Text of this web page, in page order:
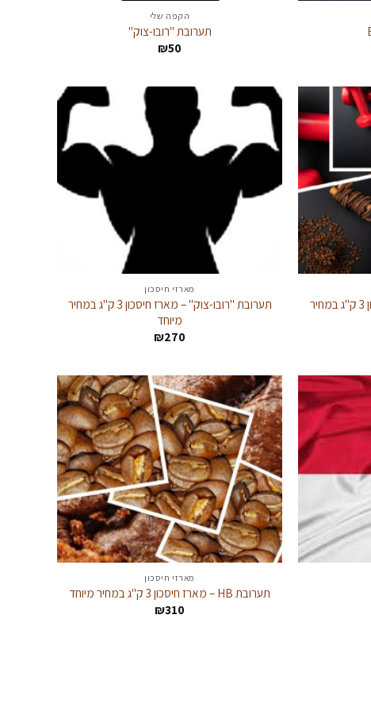
הקפה שלי
תערובת "רובו-צוק"
₪50
תערובת אקסטרים – מארז חיסכון 3 ק"ג במחיר
מארזי חיסכון
תערובת "רובו-צוק" – מארז חיסכון 3 ק"ג במחיר
מיוחד
₪270
מארזי חיסכון
תערובת HB – מארז חיסכון 3 ק"ג במחיר מיוחד
₪310